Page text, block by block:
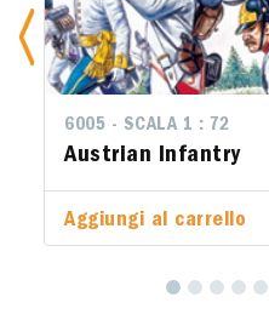
6005 - SCALA 1 : 72
Austrian Infantry
Aggiungi al carrello